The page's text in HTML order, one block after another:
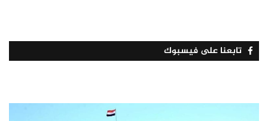
تابعنا على فيسبوك